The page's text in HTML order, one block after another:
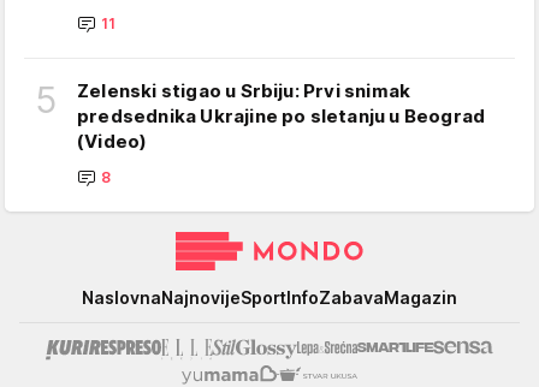
11
5
Zelenski stigao u Srbiju: Prvi snimak
predsednika Ukrajine po sletanju u Beograd
(Video)
8
NaslovnaNajnovijeSportInfoZabavaMagazin